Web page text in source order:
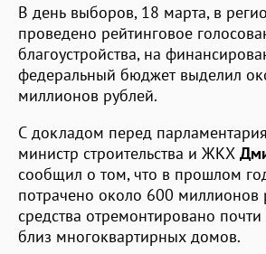
В день выборов, 18 марта, в
проведено рейтинговое
благоустройства, на
федеральный бюджет выделил
миллионов рублей.
С докладом перед
министр строительства и ЖКХ
сообщил о том, что в прошлом
потрачено около 600 миллионов
средства отремонтировано
близ многоквартирных домов.